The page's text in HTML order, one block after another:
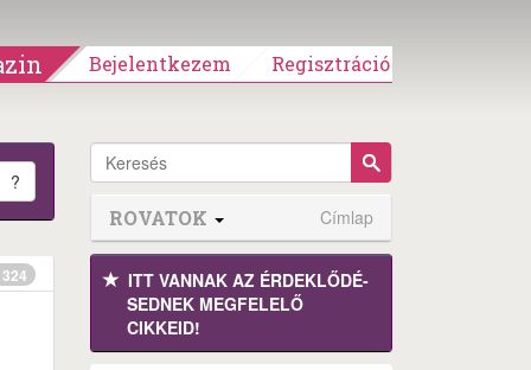
Bejelentkezem Regisztráció
?
324
ROVATOK Címlap
ITT VANNAK AZ ÉRDEK­LŐDÉ­
SEDNEK MEGFE­LELŐ
CIKKEID!